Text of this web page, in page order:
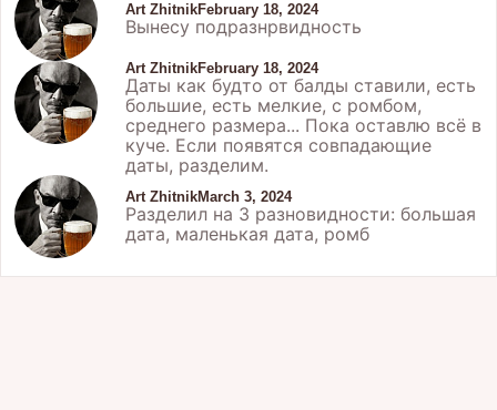
Art ZhitnikFebruary 18, 2024
Вынесу подразнрвидность
Art ZhitnikFebruary 18, 2024
Даты как будто от балды ставили, есть
большие, есть мелкие, с ромбом,
среднего размера... Пока оставлю всё в
куче. Если появятся совпадающие
даты, разделим.
Art ZhitnikMarch 3, 2024
Разделил на 3 разновидности: большая
дата, маленькая дата, ромб